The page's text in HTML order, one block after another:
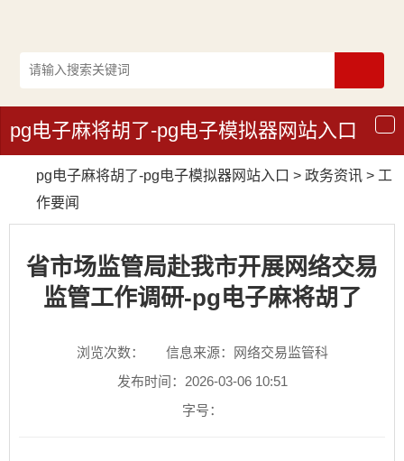
导
航
pg电子麻将胡了-pg电子模拟器网站入口
pg电子麻将胡了-pg电子模拟器网站入口 > 政务资讯 > 工
作要闻
省市场监管局赴我市开展网络交易
监管工作调研-pg电子麻将胡了
浏览次数：
信息来源：网络交易监管科
发布时间：2026-03-06 10:51
字号：